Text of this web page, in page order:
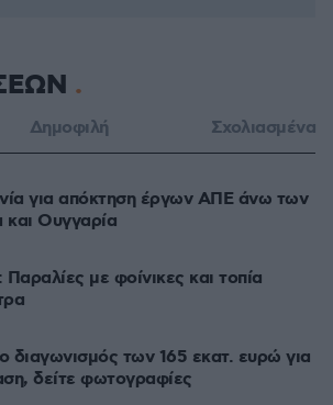
Δημοφιλή Σχολιασμένα
για απόκτηση έργων ΑΠΕ άνω των
Ουγγαρία
με φοίνικες και τοπία
των 165 εκατ. ευρώ για
δείτε φωτογραφίες